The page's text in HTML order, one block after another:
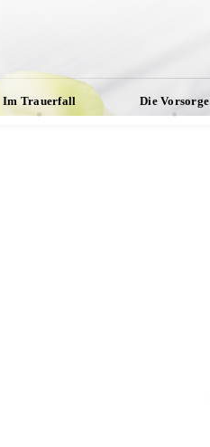
Im Trauerfall Die Vorsorge